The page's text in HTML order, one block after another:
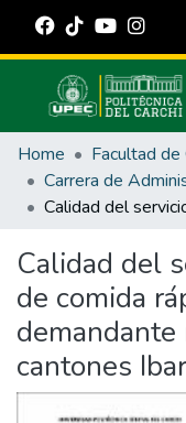
Communities &
All of DSpace
Statistics
Estadísticas Externas
Manuales
Home
Calidad del
de comida
cantones